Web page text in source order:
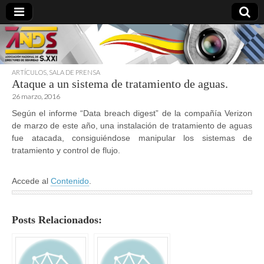
directoresdeseguridad.es
ARTÍCULOS SALA DE PRENSA
Ataque a un sistema de tratamiento de aguas.
26 marzo, 2016
Según el informe “Data breach digest” de la compañía Verizon
de marzo de este año, una instalación de tratamiento de aguas
fue atacada, consiguiéndose manipular los sistemas de
tratamiento y control de flujo.
Accede al Contenido
Posts Relacionados: